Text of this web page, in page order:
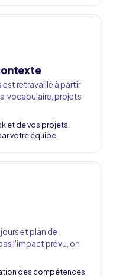
est retravaillé à partir
vocabulaire, projets
et de vos projets.
votre équipe.
et plan de
l'impact prévu, on
des compétences.